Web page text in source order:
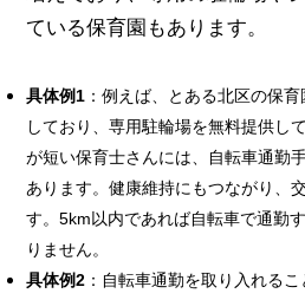
ている保育園もあります。
具体例1 ：例えば、とある北区の保
しており、専用駐輪場を無料提供し
が短い保育士さんには、自転車通勤
あります。健康維持にもつながり、
す。5km以内であれば自転車で通勤
りません。
具体例2 ：自転車通勤を取り入れる